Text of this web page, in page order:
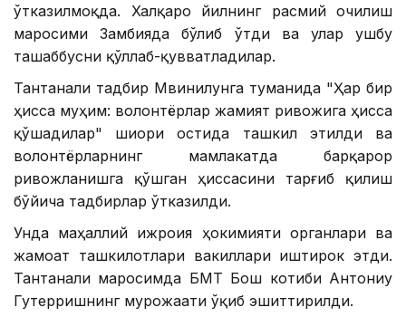
ўтказилмоқда. Халқаро йилнинг расмий очилиш
маросими Замбияда бўлиб ўтди ва улар ушбу
ташаббусни қўллаб-қувватладилар.
Тантанали тадбир Мвинилунга туманида "Ҳар бир
ҳисса муҳим: волонтёрлар жамият ривожига ҳисса
қўшадилар" шиори остида ташкил этилди ва
волонтёрларнинг мамлакатда барқарор
ривожланишга қўшган ҳиссасини тарғиб қилиш
бўйича тадбирлар ўтказилди.
Унда маҳаллий ижроия ҳокимияти органлари ва
жамоат ташкилотлари вакиллари иштирок этди.
Тантанали маросимда БМТ Бош котиби Антониу
Гутерришнинг мурожаати ўқиб эшиттирилди.